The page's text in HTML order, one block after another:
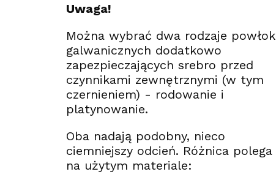
Uwaga!
Można wybrać dwa rodzaje powłok
galwanicznych dodatkowo
zapezpieczających srebro przed
czynnikami zewnętrznymi (w tym
czernieniem) - rodowanie i
platynowanie.
Oba nadają podobny, nieco
ciemniejszy odcień. Różnica polega
na użytym materiale: